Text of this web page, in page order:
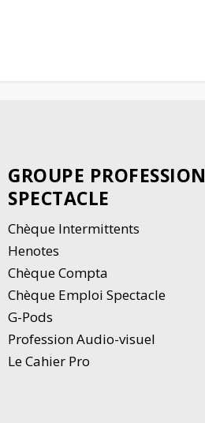
GROUPE PROFESSION
SPECTACLE
Chèque Intermittents
Henotes
Chèque Compta
Chèque Emploi Spectacle
G-Pods
Profession Audio-visuel
Le Cahier Pro